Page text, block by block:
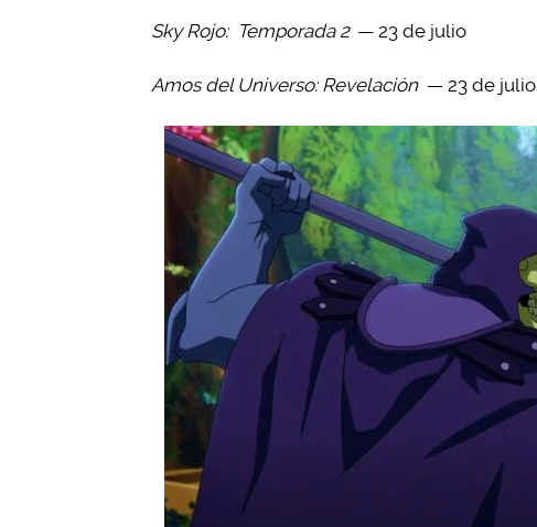
Sky Rojo: Temporada 2 — 23 de julio
Amos del Universo: Revelación — 23 de julio